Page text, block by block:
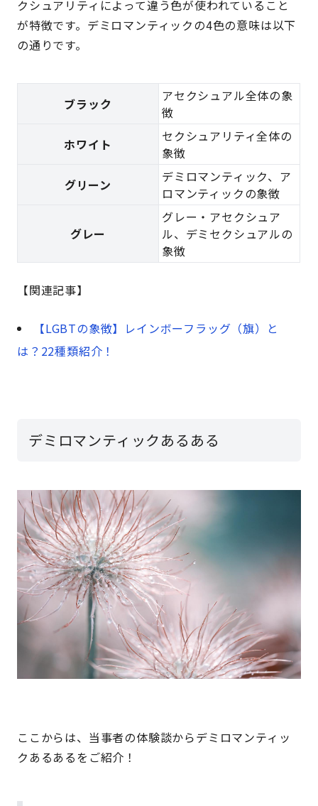
クシュアリティによって違う色が使われていること
が特徴です。デミロマンティックの4色の意味は以下
の通りです。
ブラック
アセクシュアル全体の象
徴
ホワイト
セクシュアリティ全体の
象徴
グリーン
デミロマンティック、ア
ロマンティックの象徴
グレー
グレー・アセクシュア
ル、デミセクシュアルの
象徴
【関連記事】
【LGBTの象徴】レインボーフラッグ（旗）と
は？22種類紹介！
デミロマンティックあるある
ここからは、当事者の体験談からデミロマンティッ
クあるあるをご紹介！